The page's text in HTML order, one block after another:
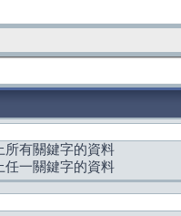
所有關鍵字的資料
任一關鍵字的資料